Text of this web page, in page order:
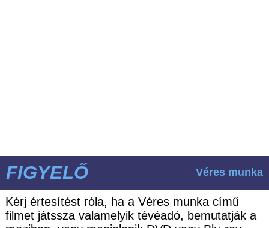
FIGYELŐ Véres munka
Kérj értesítést róla, ha a Véres munka című
filmet játssza valamelyik tévéadó, bemutatják a